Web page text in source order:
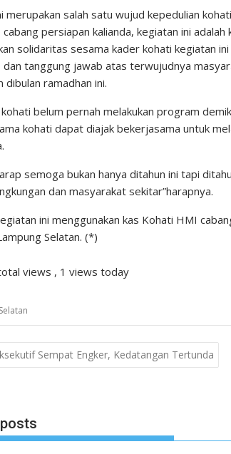
merupakan salah satu wujud kepedulian
persiapan kalianda, kegiatan ini
solidaritas sesama kader kohati kegiatan
dan tanggung jawab atas terwujudnya
dibulan ramadhan ini.
kohati belum pernah melakukan program
kohati dapat diajak bekerjasama untuk
semoga bukan hanya ditahun ini tapi
dan masyarakat sekitar”harapnya.
ini menggunakan kas Kohati HMI
Selatan. (*)
views , 1 views today
Sempat Engker, Kedatangan Tertunda